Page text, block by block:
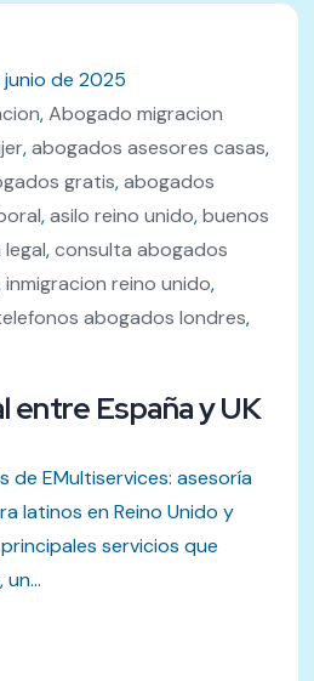
junio de 2025
,Abogado migracion
,abogados asesores casas,
gratis,abogados
,asilo reino unido,buenos
,consulta abogados
inmigracion reino unido,
abogados londres,
entre España y UK
de EMultiservices: asesoría
latinos en Reino Unido y
servicios que